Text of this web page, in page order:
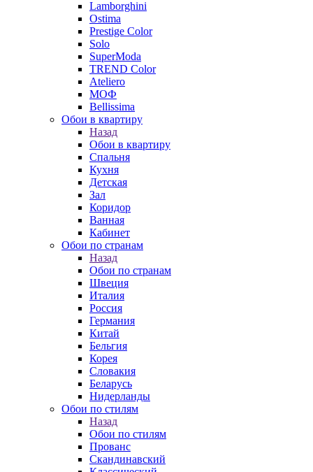
Lamborghini
Ostima
Prestige Color
Solo
SuperModa
TREND Color
Ateliero
МОФ
Bellissima
Обои в квартиру
Назад
Обои в квартиру
Спальня
Кухня
Детская
Зал
Коридор
Ванная
Кабинет
Обои по странам
Назад
Обои по странам
Швеция
Италия
Россия
Германия
Китай
Бельгия
Корея
Словакия
Беларусь
Нидерланды
Обои по стилям
Назад
Обои по стилям
Прованс
Скандинавский